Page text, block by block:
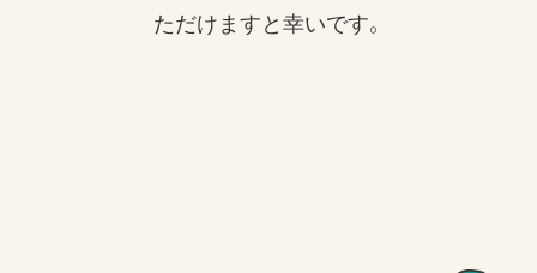
ただけますと幸いです。